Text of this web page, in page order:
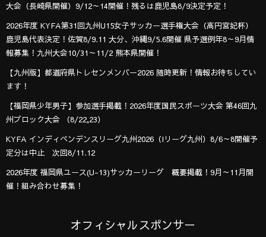
大会（長崎県開催）9/12～14開催！残るは鹿児島8/9決定予定！
2026年度 KYFA第31回九州U15女子サッカー選手権大会（高円宮妃杯）
鹿児島代表決定！佐賀8/9.11 大分、沖縄9/5.6開催 県予選例年8～9月情
報募集！九州大会10/31～11/2 熊本県開催！
【九州版】都道府県トレセンメンバー2026 随時更新！情報お待ちしてい
ます！
【福岡県少年男子】参加選手掲載！2026年度国民スポーツ大会 第46回九
州ブロック大会 （8/22,23）
KYFA インディペンデンスリーグ九州2026（Iリーグ九州）8/6～8開催予
定分は中止 次回8/11.12
2026年度 福岡県ユース(U-13)サッカーリーグ 概要掲載！9月～11月開
催！組み合わせ募集！
オフィシャルスポンサー